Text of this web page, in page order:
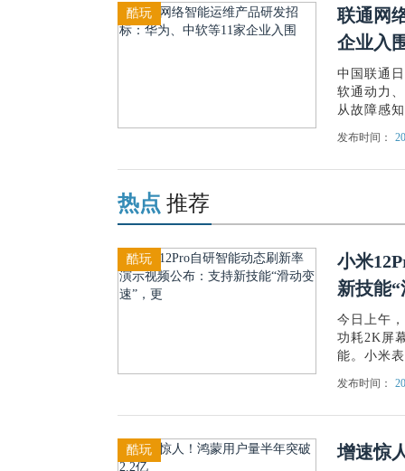
酷玩
联通网
企业入
中国联通
软通动力
从故障感
发布时间：
热点 推荐
酷玩
小米
新技能
今日上午
功耗2K屏
能。小米
发布时间：
酷玩 增速惊